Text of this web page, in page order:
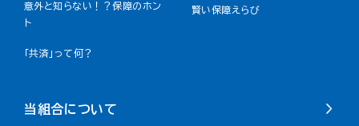
意外と知らない！？保障のホン
ト
賢い保障えらび
「共済」って何？
当組合について